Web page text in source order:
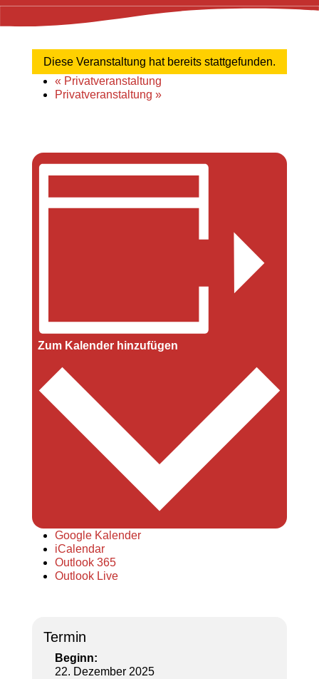
Diese Veranstaltung hat bereits stattgefunden.
« Privatveranstaltung
Privatveranstaltung »
Zum Kalender hinzufügen
Google Kalender
iCalendar
Outlook 365
Outlook Live
Termin
Beginn:
22. Dezember 2025